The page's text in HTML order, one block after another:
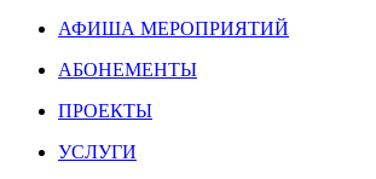
АФИША МЕРОПРИЯТИЙ
АБОНЕМЕНТЫ
ПРОЕКТЫ
УСЛУГИ